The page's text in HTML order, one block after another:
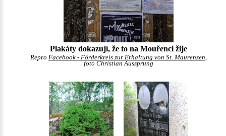
Plakáty dokazují, že to na Mouřenci žije
Repro Facebook - Förderkreis zur Erhaltung von St. Maurenzen,
foto Christian Aussprung